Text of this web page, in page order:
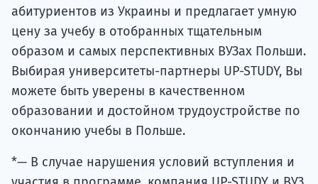
абитуриентов из Украины и предлагает умную
цену за учебу в отобранных тщательным
образом и самых перспективных ВУЗах Польши.
Выбирая университеты-партнеры UP-STUDY, Вы
можете быть уверены в качественном
образовании и достойном трудоустройстве по
окончанию учебы в Польше.
*— В случае нарушения условий вступления и